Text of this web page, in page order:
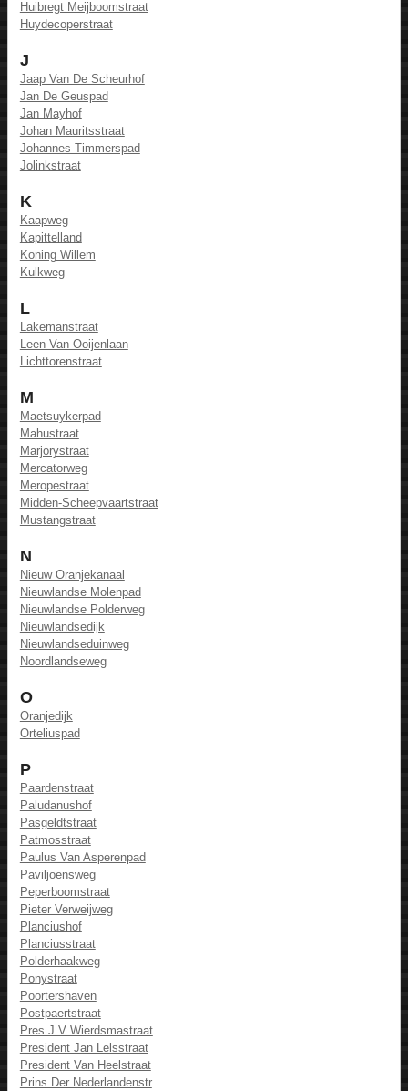
Huibregt Meijboomstraat
Huydecoperstraat
J
Jaap Van De Scheurhof
Jan De Geuspad
Jan Mayhof
Johan Mauritsstraat
Johannes Timmerspad
Jolinkstraat
K
Kaapweg
Kapittelland
Koning Willem
Kulkweg
L
Lakemanstraat
Leen Van Ooijenlaan
Lichttorenstraat
M
Maetsuykerpad
Mahustraat
Marjorystraat
Mercatorweg
Meropestraat
Midden-Scheepvaartstraat
Mustangstraat
N
Nieuw Oranjekanaal
Nieuwlandse Molenpad
Nieuwlandse Polderweg
Nieuwlandsedijk
Nieuwlandseduinweg
Noordlandseweg
O
Oranjedijk
Orteliuspad
P
Paardenstraat
Paludanushof
Pasgeldtstraat
Patmosstraat
Paulus Van Asperenpad
Paviljoensweg
Peperboomstraat
Pieter Verweijweg
Planciushof
Planciusstraat
Polderhaakweg
Ponystraat
Poortershaven
Postpaertstraat
Pres J V Wierdsmastraat
President Jan Lelsstraat
President Van Heelstraat
Prins Der Nederlandenstr